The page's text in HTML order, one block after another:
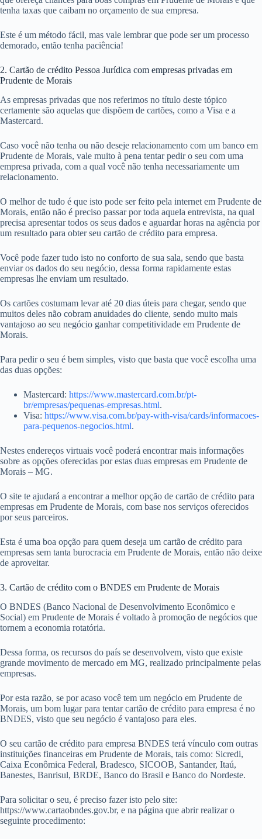
tenha taxas que caibam no orçamento de sua empresa.
Este é um método fácil, mas vale lembrar que pode ser um processo
demorado, então tenha paciência!
2. Cartão de crédito Pessoa Jurídica com empresas privadas em
Prudente de Morais
As empresas privadas que nos referimos no título deste tópico
certamente são aquelas que dispõem de cartões, como a Visa e a
Mastercard.
Caso você não tenha ou não deseje relacionamento com um banco em
Prudente de Morais, vale muito à pena tentar pedir o seu com uma
empresa privada, com a qual você não tenha necessariamente um
relacionamento.
O melhor de tudo é que isto pode ser feito pela internet em Prudente de
Morais, então não é preciso passar por toda aquela entrevista, na qual
precisa apresentar todos os seus dados e aguardar horas na agência por
um resultado para obter seu cartão de crédito para empresa.
Você pode fazer tudo isto no conforto de sua sala, sendo que basta
enviar os dados do seu negócio, dessa forma rapidamente estas
empresas lhe enviam um resultado.
Os cartões costumam levar até 20 dias úteis para chegar, sendo que
muitos deles não cobram anuidades do cliente, sendo muito mais
vantajoso ao seu negócio ganhar competitividade em Prudente de
Morais.
Para pedir o seu é bem simples, visto que basta que você escolha uma
das duas opções:
Mastercard: https://www.mastercard.com.br/pt-
br/empresas/pequenas-empresas.html.
Visa: https://www.visa.com.br/pay-with-visa/cards/informacoes-
para-pequenos-negocios.html.
Nestes endereços virtuais você poderá encontrar mais informações
sobre as opções oferecidas por estas duas empresas em Prudente de
Morais – MG.
O site te ajudará a encontrar a melhor opção de cartão de crédito para
empresas em Prudente de Morais, com base nos serviços oferecidos
por seus parceiros.
Esta é uma boa opção para quem deseja um cartão de crédito para
empresas sem tanta burocracia em Prudente de Morais, então não deixe
de aproveitar.
3. Cartão de crédito com o BNDES em Prudente de Morais
O BNDES (Banco Nacional de Desenvolvimento Econômico e
Social) em Prudente de Morais é voltado à promoção de negócios que
tornem a economia rotatória.
Dessa forma, os recursos do país se desenvolvem, visto que existe
grande movimento de mercado em MG, realizado principalmente pelas
empresas.
Por esta razão, se por acaso você tem um negócio em Prudente de
Morais, um bom lugar para tentar cartão de crédito para empresa é no
BNDES, visto que seu negócio é vantajoso para eles.
O seu cartão de crédito para empresa BNDES terá vínculo com outras
instituições financeiras em Prudente de Morais, tais como: Sicredi,
Caixa Econômica Federal, Bradesco, SICOOB, Santander, Itaú,
Banestes, Banrisul, BRDE, Banco do Brasil e Banco do Nordeste.
Para solicitar o seu, é preciso fazer isto pelo site:
https://www.cartaobndes.gov.br, e na página que abrir realizar o
seguinte procedimento: